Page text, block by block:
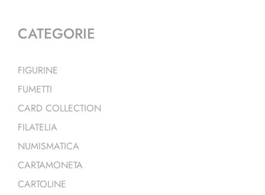
CATEGORIE
FIGURINE
FUMETTI
CARD COLLECTION
FILATELIA
NUMISMATICA
CARTAMONETA
CARTOLINE